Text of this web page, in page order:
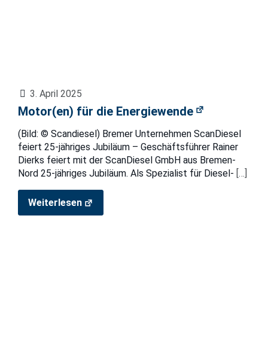
3. April 2025
Motor(en) für die Energiewende
(Bild: © Scandiesel) Bremer Unternehmen ScanDiesel
feiert 25-jähriges Jubiläum – Geschäftsführer Rainer
Dierks feiert mit der ScanDiesel GmbH aus Bremen-
Nord 25-jähriges Jubiläum. Als Spezialist für Diesel- […]
Weiterlesen